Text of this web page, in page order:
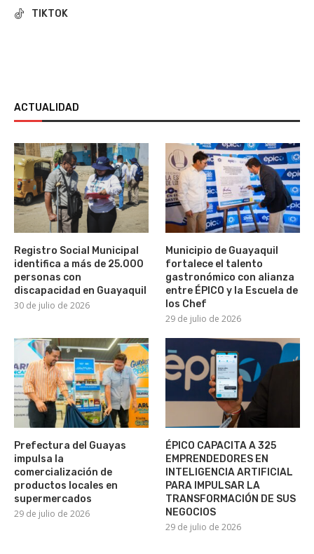
TIKTOK
ACTUALIDAD
Registro Social Municipal
identifica a más de 25.000
personas con
discapacidad en Guayaquil
30 de julio de 2026
Municipio de Guayaquil
fortalece el talento
gastronómico con alianza
entre ÉPICO y la Escuela de
los Chef
29 de julio de 2026
Prefectura del Guayas
impulsa la
comercialización de
productos locales en
supermercados
29 de julio de 2026
ÉPICO CAPACITA A 325
EMPRENDEDORES EN
INTELIGENCIA ARTIFICIAL
PARA IMPULSAR LA
TRANSFORMACIÓN DE SUS
NEGOCIOS
29 de julio de 2026